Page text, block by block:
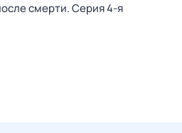
смерти. Серия 4-я